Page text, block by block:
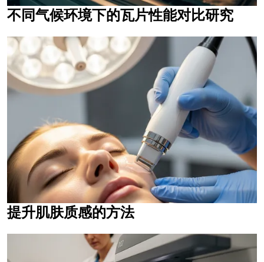
不同气候环境下的瓦片性能对比研究
提升肌肤质感的方法